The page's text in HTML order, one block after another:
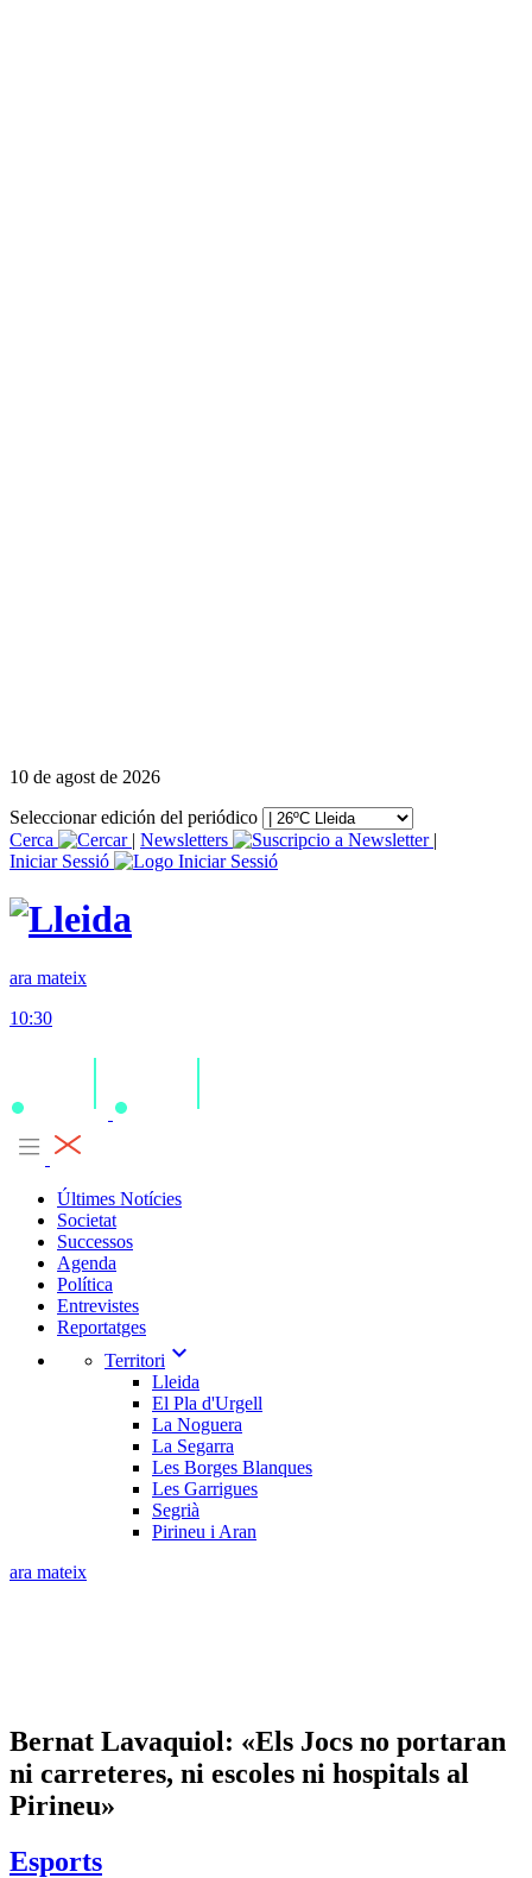
10 de agost de 2026
Seleccionar edición del periódico
Cerca
| Newsletters
|
Iniciar Sessió
ara mateix
10:30
Últimes Notícies
Societat
Successos
Agenda
Política
Entrevistes
Reportatges
Territori expand_more
Lleida
El Pla d'Urgell
La Noguera
La Segarra
Les Borges Blanques
Les Garrigues
Segrià
Pirineu i Aran
ara mateix
Bernat Lavaquiol: «Els Jocs no portaran
ni carreteres, ni escoles ni hospitals al
Pirineu»
Esports